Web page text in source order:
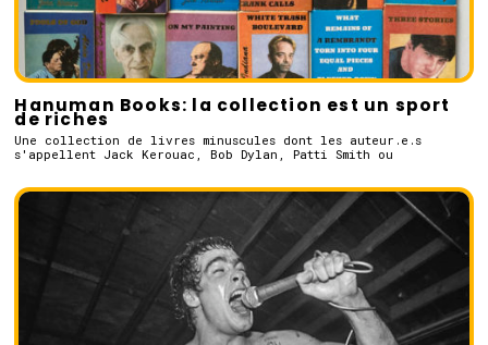
Hanuman Books: la collection est un sport
de riches
Une collection de livres minuscules dont les auteur.e.s
s'appellent Jack Kerouac, Bob Dylan, Patti Smith ou